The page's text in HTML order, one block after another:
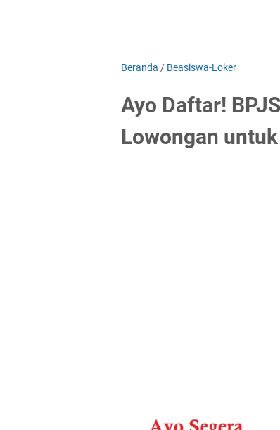
Beranda / Beasiswa-Loker
Ayo Daftar!
Lowongan